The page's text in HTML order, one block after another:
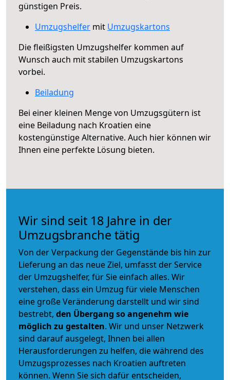
günstigen Preis.
Umzugshelfer mit Umzugskartons
Die fleißigsten Umzugshelfer kommen auf
Wunsch auch mit stabilen Umzugskartons
vorbei.
Beiladung
Bei einer kleinen Menge von Umzugsgütern ist
eine Beiladung nach Kroatien eine
kostengünstige Alternative. Auch hier können wir
Ihnen eine perfekte Lösung bieten.
Wir sind seit 18 Jahre in der
Umzugsbranche tätig
Von der Verpackung der Gegenstände bis hin zur
Lieferung an das neue Ziel, umfasst der Service
der Umzugshelfer, für Sie einfach alles. Wir
verstehen, dass ein Umzug für viele Menschen
eine große Veränderung darstellt und wir sind
bestrebt, den Übergang so angenehm wie
möglich zu gestalten. Wir und unser Netzwerk
sind darauf ausgelegt, Ihnen bei allen
Herausforderungen zu helfen, die während des
Umzugsprozesses nach Kroatien auftreten
können. Wenn Sie sich dafür entscheiden,